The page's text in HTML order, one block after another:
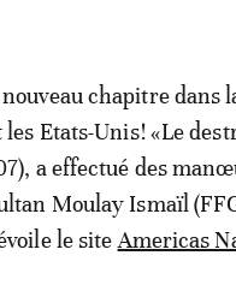
chapitre dans
les Etats-Unis! «Le
a effectué des
Moulay Ismaïl
le siteAmericas